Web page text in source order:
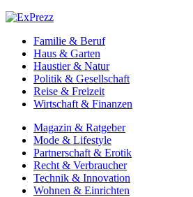
Familie & Beruf
Haus & Garten
Haustier & Natur
Politik & Gesellschaft
Reise & Freizeit
Wirtschaft & Finanzen
Magazin & Ratgeber
Mode & Lifestyle
Partnerschaft & Erotik
Recht & Verbraucher
Technik & Innovation
Wohnen & Einrichten